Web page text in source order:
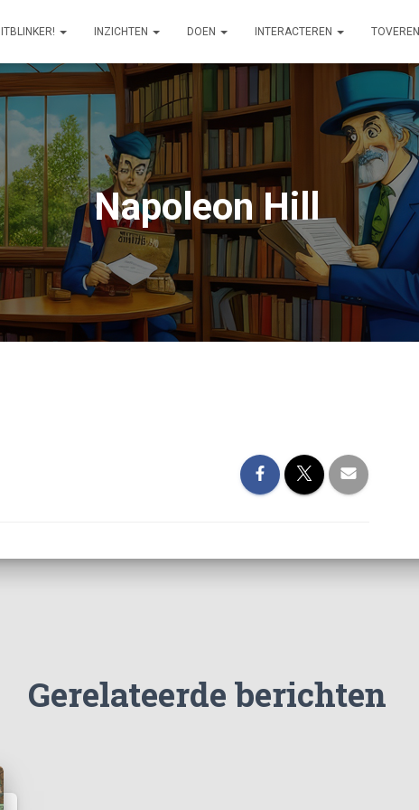
INZICHTEN DOEN INTERACTEREN TOVEREN
Napoleon Hill
Gerelateerde berichten